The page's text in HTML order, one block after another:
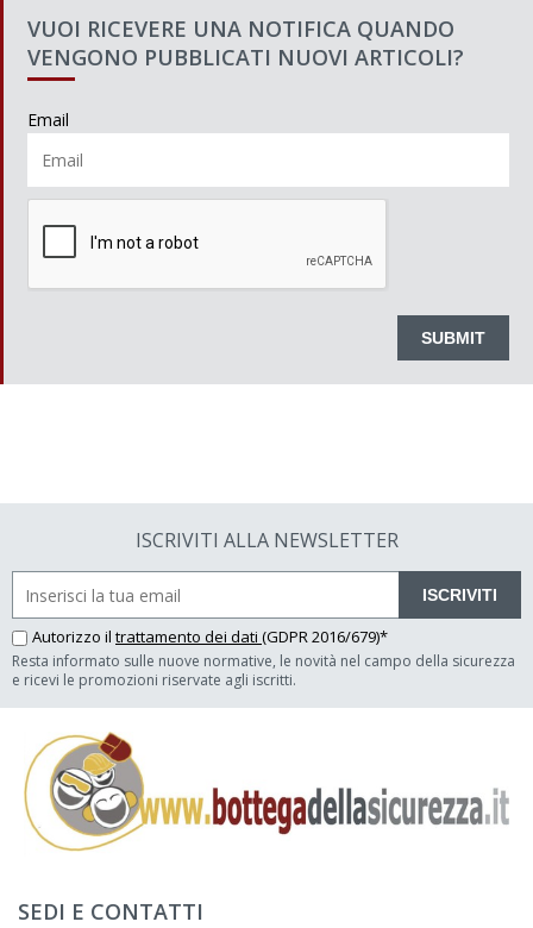
VUOI RICEVERE UNA NOTIFICA QUANDO
VENGONO PUBBLICATI NUOVI ARTICOLI?
Email
ISCRIVITI ALLA NEWSLETTER
ISCRIVITI
Autorizzo il trattamento dei dati (GDPR 2016/679)*
Resta informato sulle nuove normative, le novità nel campo della sicurezza
e ricevi le promozioni riservate agli iscritti.
SEDI E CONTATTI